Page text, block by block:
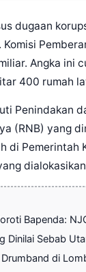
dugaan
Angka ini
400 rumah
Penindakan
(RNB) yang
di Pemerintah
Bapenda:
Dinilai Sebab
di